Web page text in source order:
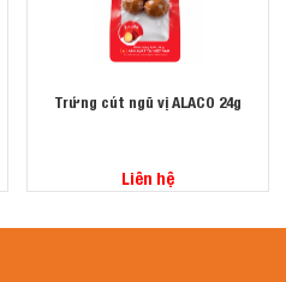
Trứng cút ngũ vị ALACO 24g
Liên hệ